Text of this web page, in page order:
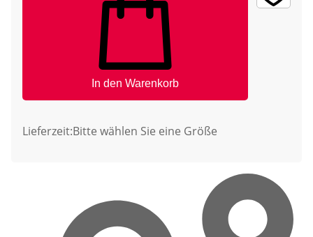
In den Warenkorb
Lieferzeit:Bitte wählen Sie eine Größe